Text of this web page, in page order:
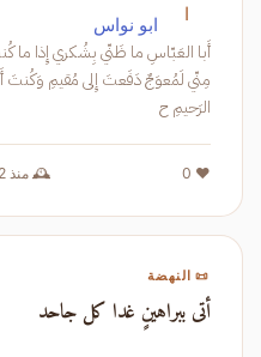
ا ابو نواس
الرَحيمِ ح
❤️ 0 🕰️ منذ 1,212 عام
📜 النهضة
أتى ببراهينٍ غدا كل جاحد